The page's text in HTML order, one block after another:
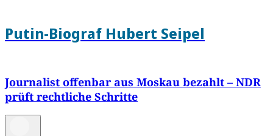
Putin-Biograf Hubert Seipel
Journalist offenbar aus Moskau bezahlt – NDR
prüft rechtliche Schritte